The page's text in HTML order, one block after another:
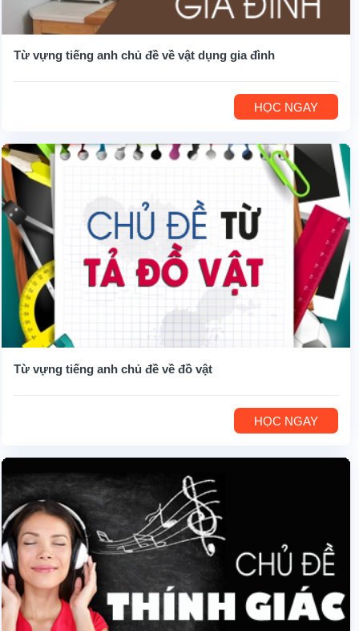
Từ vựng tiếng anh chủ đề về vật dụng gia đình
HỌC NGAY
Từ vựng tiếng anh chủ đề về đồ vật
HỌC NGAY